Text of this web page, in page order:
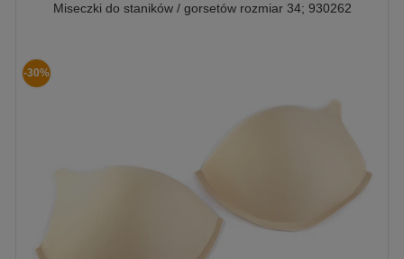
Miseczki do staników / gorsetów rozmiar 34; 930262
-30%